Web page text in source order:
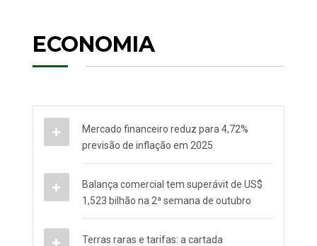
ECONOMIA
Mercado financeiro reduz para 4,72%
previsão de inflação em 2025
Balança comercial tem superávit de US$
1,523 bilhão na 2ª semana de outubro
Terras raras e tarifas: a cartada